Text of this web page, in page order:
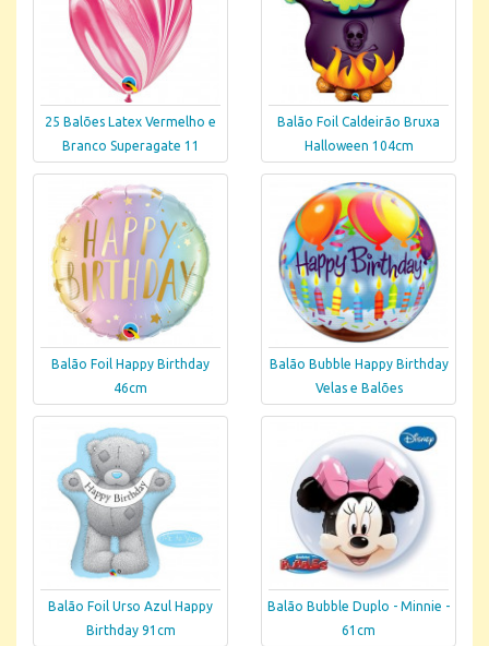
25 Balões Latex Vermelho e
Branco Superagate 11
Balão Foil Caldeirão Bruxa
Halloween 104cm
Balão Foil Happy Birthday
46cm
Balão Bubble Happy Birthday
Velas e Balões
Balão Foil Urso Azul Happy
Birthday 91cm
Balão Bubble Duplo - Minnie -
61cm